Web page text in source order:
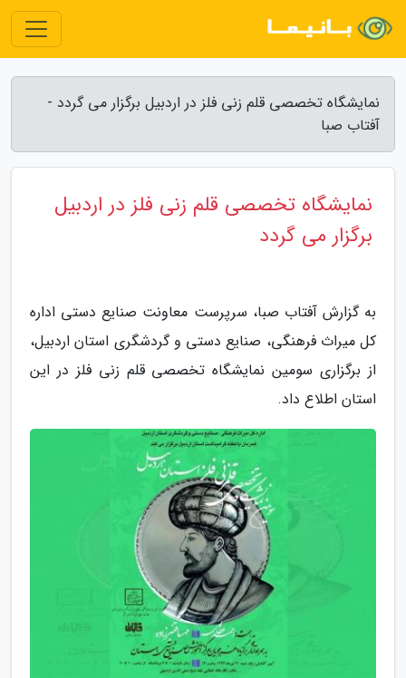
نمایشگاه تخصصی قلم زنی فلز در اردبیل برگزار می گردد -
آفتاب صبا
نمایشگاه تخصصی قلم زنی فلز در اردبیل
برگزار می گردد
به گزارش آفتاب صبا، سرپرست معاونت صنایع دستی اداره
کل میراث فرهنگی، صنایع دستی و گردشگری استان اردبیل،
از برگزاری سومین نمایشگاه تخصصی قلم زنی فلز در این
استان اطلاع داد.